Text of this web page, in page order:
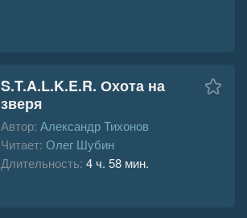
S.T.A.L.K.E.R. Охота на
зверя
Автор: Александр Тихонов
Читает: Олег Шубин
Длительность: 4 ч. 58 мин.